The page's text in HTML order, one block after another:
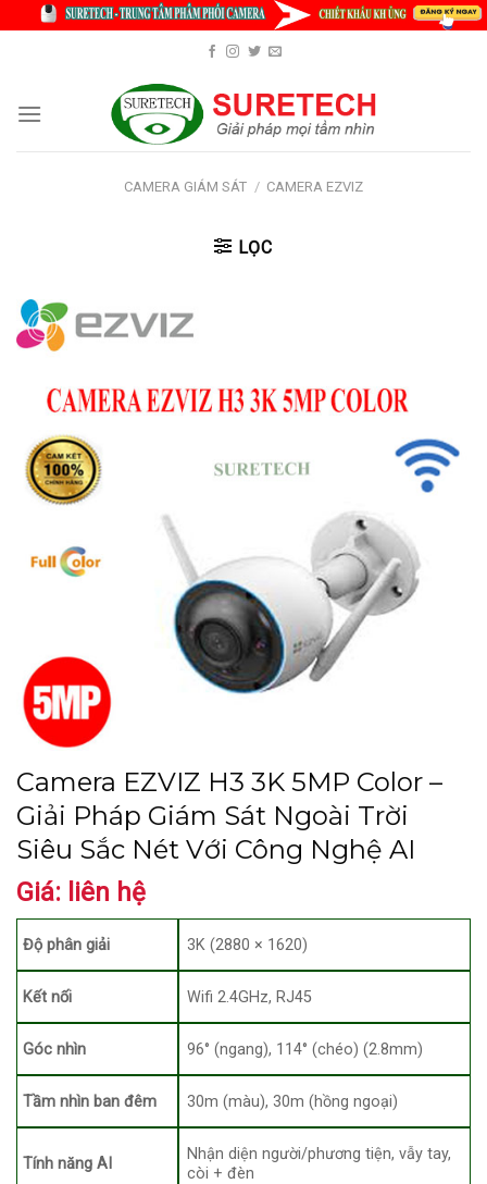
CAMERA GIÁM SÁT / CAMERA EZVIZ
LỌC
Camera EZVIZ H3 3K 5MP Color –
Giải Pháp Giám Sát Ngoài Trời
Siêu Sắc Nét Với Công Nghệ AI
Giá: liên hệ
Độ phân giải 3K (2880 × 1620)
Kết nối Wifi 2.4GHz, RJ45
Góc nhìn 96° (ngang), 114° (chéo) (2.8mm)
Tầm nhìn ban đêm 30m (màu), 30m (hồng ngoại)
Tính năng AI
Nhận diện người/phương tiện, vẫy tay,
còi + đèn